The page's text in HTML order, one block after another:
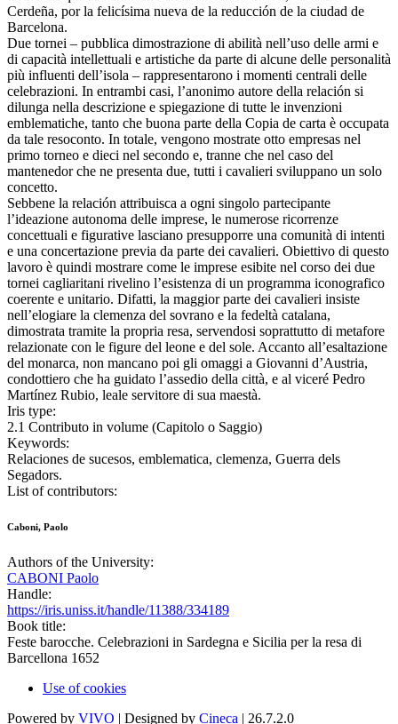
Cerdeña, por la felicísima nueva de la reducción de la ciudad de
Barcelona.
Due tornei – pubblica dimostrazione di abilità nell’uso delle armi e
di capacità intellettuali e artistiche da parte di alcune delle personalità
più influenti dell’isola – rappresentarono i momenti centrali delle
celebrazioni. In entrambi casi, l’anonimo autore della relación si
dilunga nella descrizione e spiegazione di tutte le invenzioni
emblematiche, tanto che buona parte della Copia de carta è occupata
da tale resoconto. In totale, vengono mostrate otto empresas nel
primo torneo e dieci nel secondo e, tranne che nel caso del
mantenedor che ne presenta due, tutti i cavalieri sviluppano un solo
concetto.
Sebbene la relación attribuisca a ogni singolo partecipante
l’ideazione autonoma delle imprese, le numerose ricorrenze
concettuali e figurative lasciano presupporre una comunità di intenti
e una concertazione previa da parte dei cavalieri. Obiettivo di questo
lavoro è quindi mostrare come le imprese esibite nel corso dei due
tornei cagliaritani rivelino l’esistenza di un programma iconografico
coerente e unitario. Difatti, la maggior parte dei cavalieri insiste
nell’elogiare la clemenza del sovrano e la fedeltà catalana,
dimostrata tramite la propria resa, servendosi soprattutto di metafore
relazionate con le figure del leone e del sole. Accanto all’esaltazione
del monarca, non mancano poi gli omaggi a Giovanni d’Austria,
condottiero che ha guidato l’assedio della città, e al viceré Pedro
Martínez Rubio, leale servitore di sua maestà.
Iris type:
2.1 Contributo in volume (Capitolo o Saggio)
Keywords:
Relaciones de sucesos, emblematica, clemenza, Guerra dels
Segadors.
List of contributors:
Caboni, Paolo
Authors of the University:
CABONI Paolo
Handle:
https://iris.uniss.it/handle/11388/334189
Book title:
Feste barocche. Celebrazioni in Sardegna e Sicilia per la resa di
Barcellona 1652
Use of cookies
Powered by VIVO | Designed by Cineca | 26.7.2.0